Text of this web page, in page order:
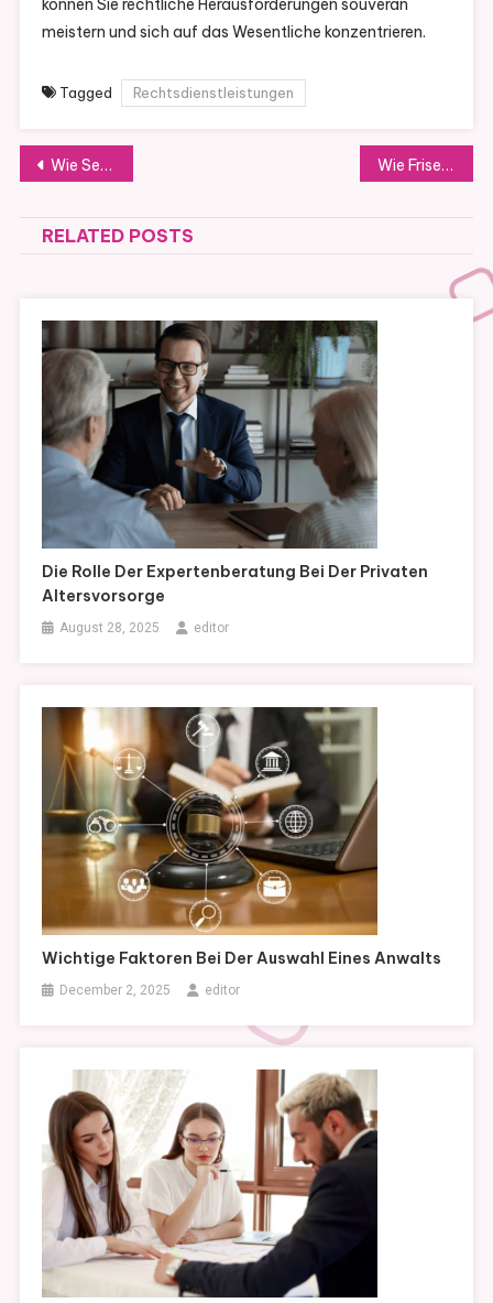
können Sie rechtliche Herausforderungen souverän
meistern und sich auf das Wesentliche konzentrieren.
Tagged Rechtsdienstleistungen
Post
navigation
Wie Senioren Tagespflege die Lebensqualität älterer Menschen verbessern kann Wie Friseure Ihre Frisur auffrischen und Ihren Look modernisieren
RELATED POSTS
Die Rolle Der Expertenberatung Bei Der Privaten
Altersvorsorge
August 28, 2025 editor
Wichtige Faktoren Bei Der Auswahl Eines Anwalts
December 2, 2025 editor